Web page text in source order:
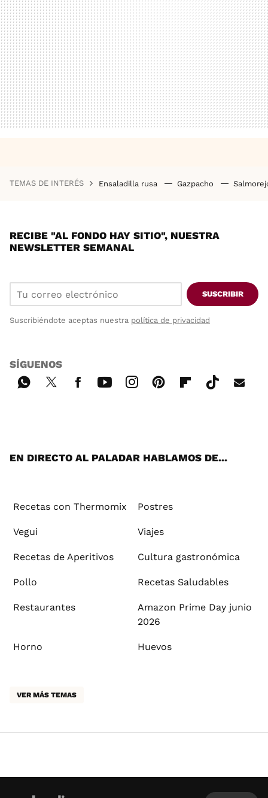
TEMAS DE INTERÉS Ensaladilla rusa Gazpacho
RECIBE "AL FONDO HAY SITIO", NUESTRA
NEWSLETTER SEMANAL
SUSCRIBIR
Suscribiéndote aceptas nuestra política de privacidad
SÍGUENOS
EN DIRECTO AL PALADAR HABLAMOS DE...
Recetas con Thermomix Postres
Vegui Viajes
Recetas de Aperitivos Cultura gastronómica
Pollo Recetas Saludables
Restaurantes
Amazon Prime Day junio
2026
Horno Huevos
VER MÁS TEMAS